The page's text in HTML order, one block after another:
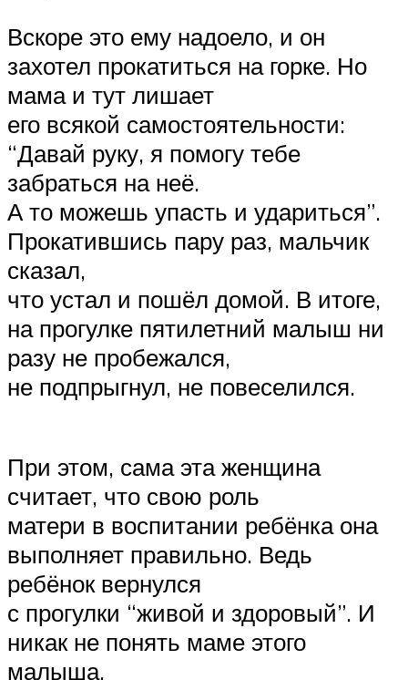
Вскоре это ему надоело, и он
захотел прокатиться на горке. Но
мама и тут лишает
его всякой самостоятельности:
“Давай руку, я помогу тебе
забраться на неё.
А то можешь упасть и удариться”.
Прокатившись пару раз, мальчик
сказал,
что устал и пошёл домой. В итоге,
на прогулке пятилетний малыш ни
разу не пробежался,
не подпрыгнул, не повеселился.
При этом, сама эта женщина
считает, что свою роль
матери в воспитании ребёнка она
выполняет правильно. Ведь
ребёнок вернулся
с прогулки “живой и здоровый”. И
никак не понять маме этого
малыша,